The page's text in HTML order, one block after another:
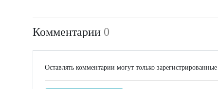
Комментарии 0
Оставлять комментарии могут только